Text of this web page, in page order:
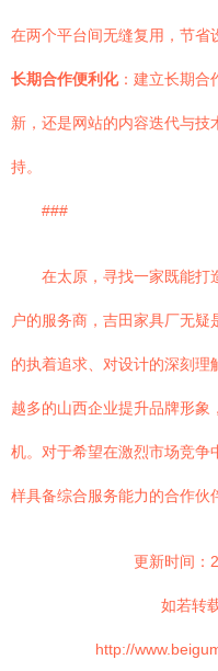
在两个平台间无缝复用，节省
长期合作便利化：建立长期合
新，还是网站的内容迭代与技
持。
###
在太原，寻找一家既能打
户的服务商，吉田家具厂无
的执着追求、对设计的深刻
越多的山西企业提升品牌形
机。对于希望在激烈市场竞争
样具备综合服务能力的合作伙
更新时间：
如若转
http://